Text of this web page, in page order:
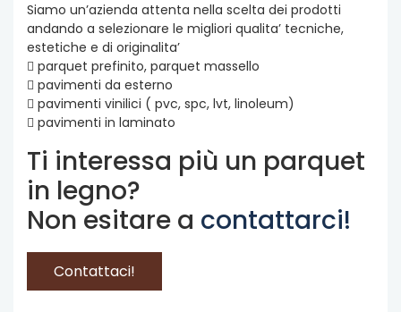
Siamo un’azienda attenta nella scelta dei prodotti
andando a selezionare le migliori qualita’ tecniche,
estetiche e di originalita’
 parquet prefinito, parquet massello
 pavimenti da esterno
 pavimenti vinilici ( pvc, spc, lvt, linoleum)
 pavimenti in laminato
Ti interessa più un parquet
in legno?
Non esitare a contattarci!
Contattaci!